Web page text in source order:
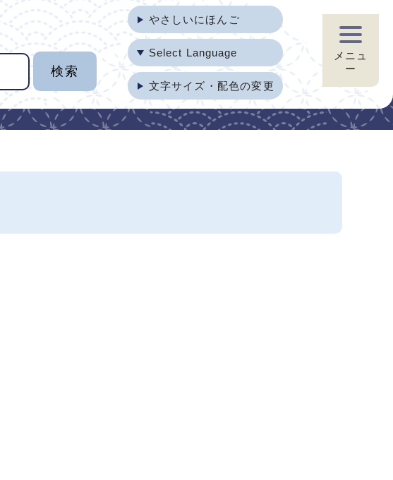
やさしいにほんご
Select Language
文字サイズ・配色の変更
メニュ
ー